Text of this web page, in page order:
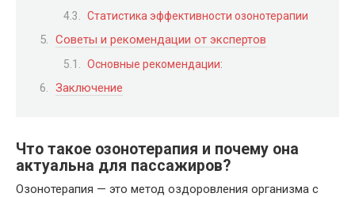
Статистика эффективности озонотерапии
Советы и рекомендации от экспертов
Основные рекомендации:
Заключение
Что такое озонотерапия и почему она
актуальна для пассажиров?
Озонотерапия — это метод оздоровления организма с